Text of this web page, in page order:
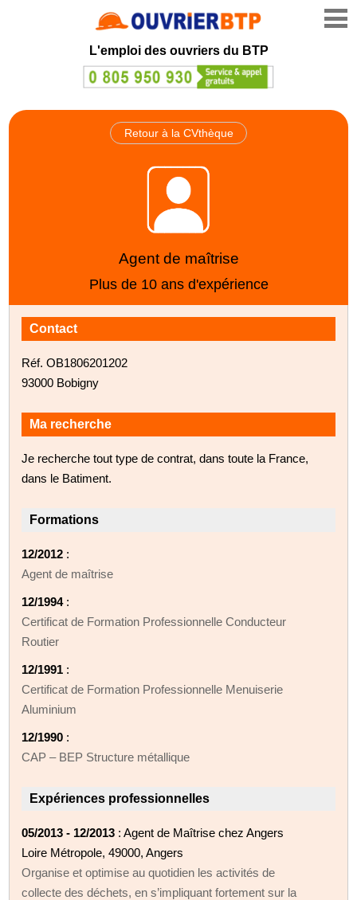
L'emploi des ouvriers du BTP
Retour à la CVthèque
Agent de maîtrise
Plus de 10 ans d'expérience
Contact
Réf. OB1806201202
93000 Bobigny
Ma recherche
Je recherche tout type de contrat, dans toute la France,
dans le Batiment.
Formations
12/2012 :
Agent de maîtrise
12/1994:
Certificat de Formation Professionnelle Conducteur
Routier
12/1991 :
Certificat de Formation Professionnelle Menuiserie
Aluminium
12/1990 :
CAP – BEP Structure métallique
Expériences professionnelles
05/2013 - 12/2013 : Agent de Maîtrise chez Angers
Loire Métropole, 49000, Angers
Organise et optimise au quotidien les activités de
collecte des déchets, en s’impliquant fortement sur la